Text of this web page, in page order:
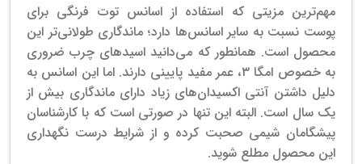
مهم‌ترین مزیتی که استفاده از اسانس توت فرنگی برای
پوست نسبت به سایر اسانس‌ها دارد؛ ماندگاری طولانی‌تر این
محصول است. همانطور که می‌دانید اسیدهای چرب ضروری
به خصوص امگا ۳، عمر مفید پایینی دارند. اما این اسانس به
دلیل داشتن آنتی اکسیدان‌های زیاد دارای ماندگاری بیش از
یک سال است. البته این تنها در صورتی است که با کارشناسان
پیشگامان شیمی صحبت کرده و از شرایط درست نگهداری
این محصول مطلع شوید.